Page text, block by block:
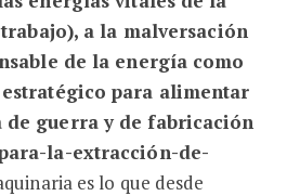
a la malversación
de la energía como
estratégico para alimentar
guerra y de fabricación
la-extracción-de-
es lo que desde